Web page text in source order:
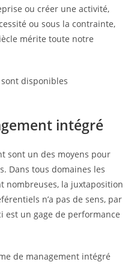
ou créer une activité,
ou sous la contrainte,
mérite toute notre
disponibles
intégré
sont un des moyens pour
Dans tous domaines les
nombreuses, la juxtaposition
n’a pas de sens, par
est un gage de performance
de management intégré